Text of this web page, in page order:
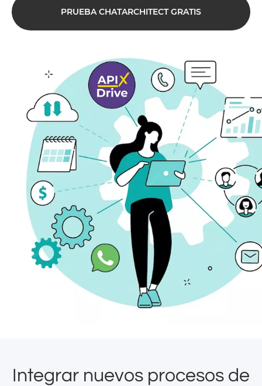
PRUEBA CHATARCHITECT GRATIS
Integrar nuevos procesos de